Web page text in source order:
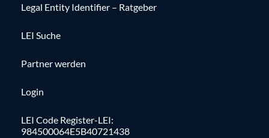
Legal Entity Identifier – Ratgeber
LEI Suche
Partner werden
Login
LEI Code Register-LEI:
984500064E5B40721438